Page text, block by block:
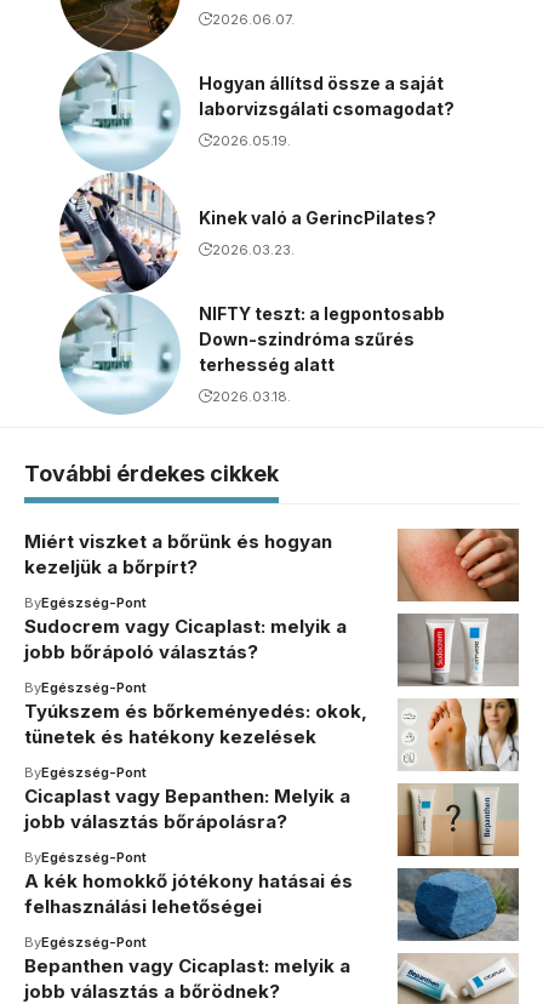
2026.06.07.
Hogyan állítsd össze a saját
laborvizsgálati csomagodat?
2026.05.19.
Kinek való a GerincPilates?
2026.03.23.
NIFTY teszt: a legpontosabb
Down-szindróma szűrés
terhesség alatt
2026.03.18.
További érdekes cikkek
Miért viszket a bőrünk és hogyan
kezeljük a bőrpírt?
ByEgészség-Pont
Sudocrem vagy Cicaplast: melyik a
jobb bőrápoló választás?
ByEgészség-Pont
Tyúkszem és bőrkeményedés: okok,
tünetek és hatékony kezelések
ByEgészség-Pont
Cicaplast vagy Bepanthen: Melyik a
jobb választás bőrápolásra?
ByEgészség-Pont
A kék homokkő jótékony hatásai és
felhasználási lehetőségei
ByEgészség-Pont
Bepanthen vagy Cicaplast: melyik a
jobb választás a bőrödnek?